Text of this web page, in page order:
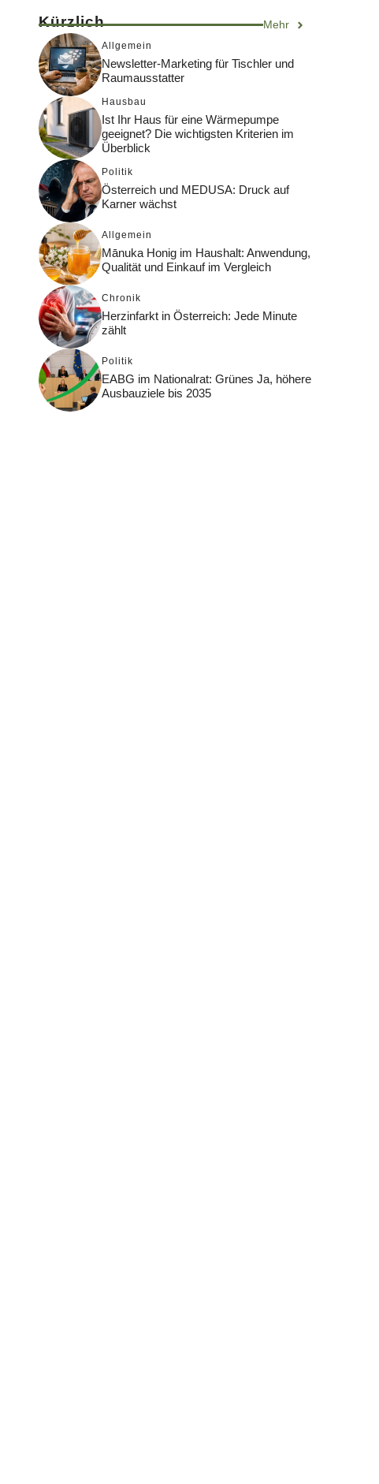
Kürzlich Mehr
Allgemein
Newsletter-Marketing für Tischler und
Raumausstatter
Hausbau
Ist Ihr Haus für eine Wärmepumpe
geeignet? Die wichtigsten Kriterien im
Überblick
Politik
Österreich und MEDUSA: Druck auf
Karner wächst
Allgemein
Mānuka Honig im Haushalt: Anwendung,
Qualität und Einkauf im Vergleich
Chronik
Herzinfarkt in Österreich: Jede Minute
zählt
Politik
EABG im Nationalrat: Grünes Ja, höhere
Ausbauziele bis 2035